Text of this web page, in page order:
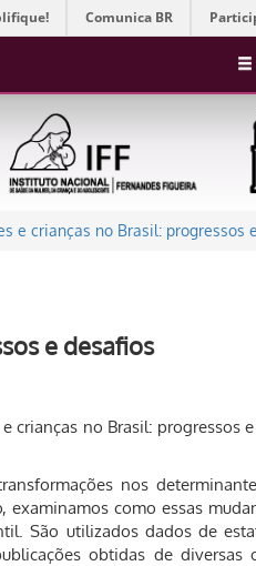
Comunica BR
e crianças no Brasil: progressos
e desafios
crianças no Brasil: progressos
nos
como essas
São utilizados dados de
obtidas de diversas